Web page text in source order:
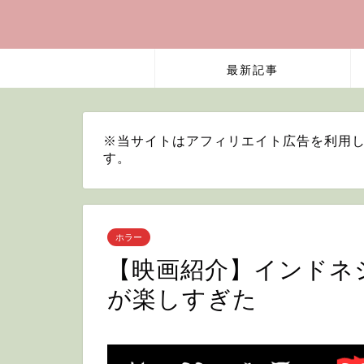
最新記事
※当サイトはアフィリエイト広告を利用
す。
ホラー
【映画紹介】インド
が楽しすぎた